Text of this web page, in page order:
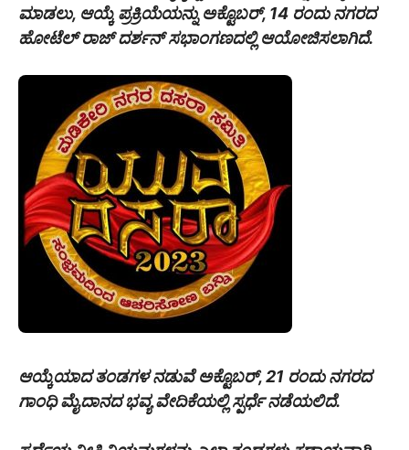
ಮಾಡಲು, ಆಯ್ಕೆ ಪ್ರಕ್ರಿಯೆಯನ್ನು ಅಕ್ಟೊಬರ್, 14 ರಂದು ನಗರದ
ಹೋಟೆಲ್ ರಾಜ್ ದರ್ಶನ್ ಸಭಾಂಗಣದಲ್ಲಿ ಆಯೋಜಿಸಲಾಗಿದೆ.
ಆಯ್ಕೆಯಾದ ತಂಡಗಳ ನಡುವೆ ಅಕ್ಟೊಬರ್, 21 ರಂದು ನಗರದ
ಗಾಂಧಿ ಮೈದಾನದ ಭವ್ಯ ವೇದಿಕೆಯಲ್ಲಿ ಸ್ಪರ್ಧೆ ನಡೆಯಲಿದೆ.